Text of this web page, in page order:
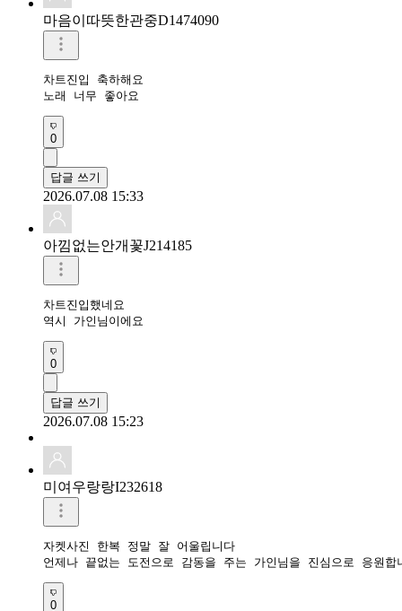
마음이따뜻한관중D1474090
차트진입 축하해요
노래 너무 좋아요
0
답글 쓰기
2026.07.08 15:33
아낌없는안개꽃J214185
차트진입했네요
역시 가인님이에요
0
답글 쓰기
2026.07.08 15:23
미여우랑랑I232618
자켓사진 한복 정말 잘 어울립니다
언제나 끝없는 도전으로 감동을 주는 가인님을 진심으로 응원합
0